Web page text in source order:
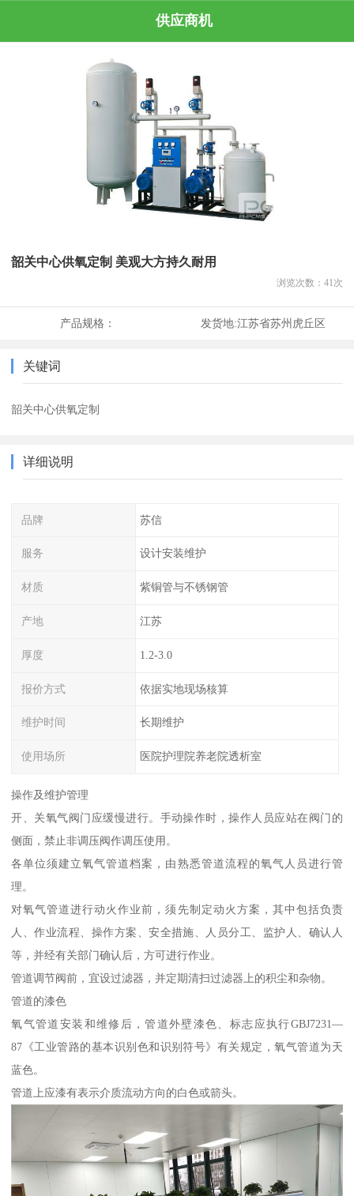
供应商机
韶关中心供氧定制 美观大方持久耐用
浏览次数： 41 次
产品规格： 发货地:江苏省苏州虎丘区
关键词
韶关中心供氧定制
详细说明
品牌 苏信
服务 设计安装维护
材质 紫铜管与不锈钢管
产地 江苏
厚度 1.2-3.0
报价方式 依据实地现场核算
维护时间 长期维护
使用场所 医院护理院养老院透析室
操作及维护管理
开、关氧气阀门应缓慢进行。手动操作时，操作人员应站在阀门的
侧面，禁止非调压阀作调压使用。
各单位须建立氧气管道档案，由熟悉管道流程的氧气人员进行管
理。
对氧气管道进行动火作业前，须先制定动火方案，其中包括负责
人、作业流程、操作方案、安全措施、人员分工、监护人、确认人
等，并经有关部门确认后，方可进行作业。
管道调节阀前，宜设过滤器，并定期清扫过滤器上的积尘和杂物。
管道的漆色
氧气管道安装和维修后，管道外壁漆色、标志应执行GBJ7231—
87《工业管路的基本识别色和识别符号》有关规定，氧气管道为天
蓝色。
管道上应漆有表示介质流动方向的白色或箭头。